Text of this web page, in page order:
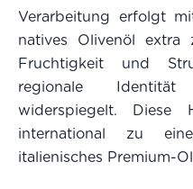
Verarbeitung erfolgt
natives Olivenöl extra
Fruchtigkeit und
regionale Identität
widerspiegelt. Diese
international zu
italienisches Premium-